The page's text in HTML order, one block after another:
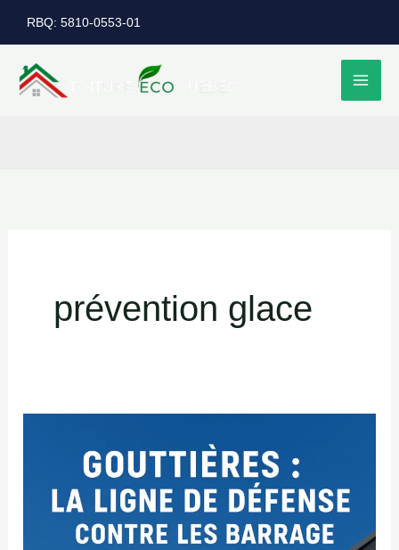
au
contenu
RBQ: 5810-0553-01
prévention glace
ligne